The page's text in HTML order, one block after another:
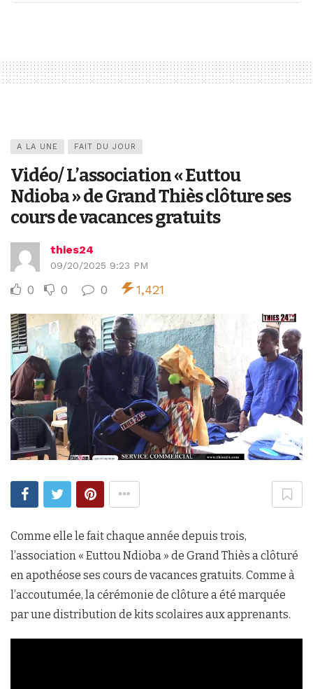
A LA UNE FAIT DU JOUR
Vidéo/ L’association « Euttou
Ndioba » de Grand Thiès clôture ses
cours de vacances gratuits
thies24
09/20/2025 9:23 PM
0 0 0 1,421
Comme elle le fait chaque année depuis trois,
l’association « Euttou Ndioba » de Grand Thiès a clôturé
en apothéose ses cours de vacances gratuits. Comme à
l’accoutumée, la cérémonie de clôture a été marquée
par une distribution de kits scolaires aux apprenants.